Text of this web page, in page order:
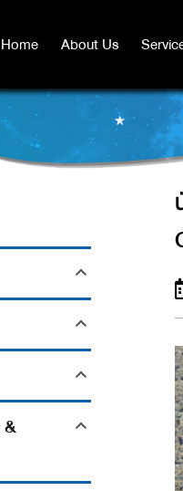
Home About Us Service
Home About Us
อเมริกาค้นพ